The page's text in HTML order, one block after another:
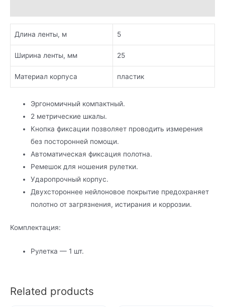
Длина ленты, м 5
Ширина ленты, мм 25
Материал корпуса пластик
Эргономичный компактный.
2 метрические шкалы.
Кнопка фиксации позволяет проводить измерения
без посторонней помощи.
Автоматическая фиксация полотна.
Ремешок для ношения рулетки.
Ударопрочный корпус.
Двухстороннее нейлоновое покрытие предохраняет
полотно от загрязнения, истирания и коррозии.
Комплектация:
Рулетка — 1 шт.
Related products